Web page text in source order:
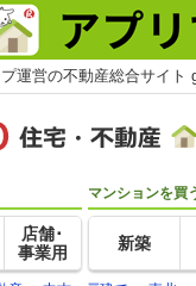
運営の不動産総合サイト
店舗･
事業用
マンションを買
新築